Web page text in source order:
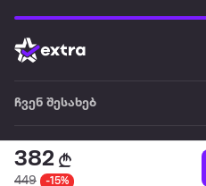
382
449 -15%
ჩვენ შესახებ
წესები და პირობები